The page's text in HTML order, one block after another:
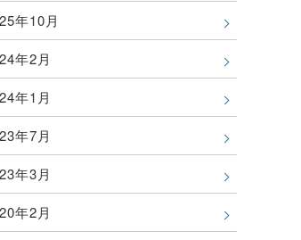
年10月
年2月
年1月
年7月
年3月
年2月